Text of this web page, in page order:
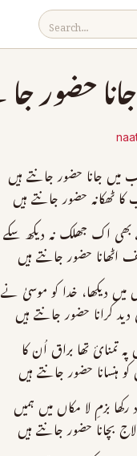
حضور
میں جانا حضور جانتے ہیں
ٹھکانہ حضور جانتے ہیں
بھی اک جھلک نہ دیکھ سکے
اٹھانا حضور جانتے ہیں
میں دیکھا، خدا کو موسیٰ نے
کرانا حضور جانتے ہیں
پہ تمنائ تھا براق اُن کا
کو ہنسانا حضور جانتے ہیں
رکھا بزمِ لا مکاں میں ہمیں
بچانا حضور جانتے ہیں